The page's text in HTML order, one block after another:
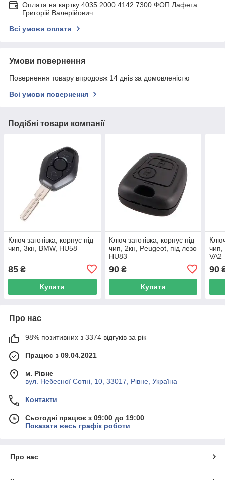
Оплата на картку 4035 2000 4142 7300 ФОП Лафета
Григорій Валерійович
Всі умови оплати
Умови повернення
Повернення товару впродовж 14 днів за домовленістю
Всі умови повернення
Подібні товари компанії
Ключ заготівка, корпус під
чип, 3кн, BMW, HU58
85 ₴
Купити
Ключ заготівка, корпус під
чип, 2кн, Peugeot, під лезо
HU83
90₴
Купити
чип,
VA2
90
Про нас
98% позитивних з 3374 відгуків за рік
Працює з 09.04.2021
м. Рівне
вул. Небесної Сотні, 10, 33017, Рівне, Україна
Контакти
Сьогодні працює з 09:00 до 19:00
Показати весь графік роботи
Про нас